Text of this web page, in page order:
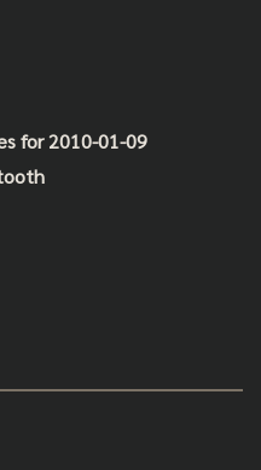
for 2010-01-09